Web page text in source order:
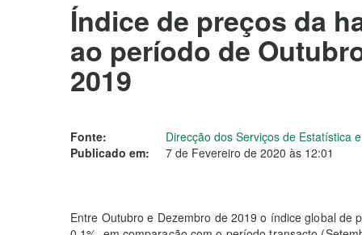
Índice de preços da
ao período de
2019
Fonte:
Direcção dos Serviços de Estatística
Publicado em:
7 de Fevereiro de 2020 às 12:01
Entre Outubro e Dezembro de 2019 o índice global de